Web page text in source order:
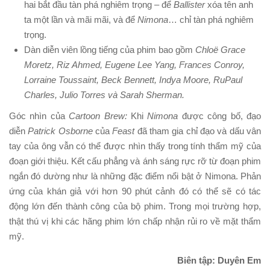
hai bắt đầu tàn phá nghiêm trọng – để Ballisterxóa tên anh
ta một lần và mãi mãi, và để Nimona… chỉ tàn phá nghiêm
trọng.
Dàn diễn viên lồng tiếng của phim bao gồm Chloë Grace
Moretz, Riz Ahmed, Eugene Lee Yang, Frances Conroy,
Lorraine Toussaint, Beck Bennett, Indya Moore, RuPaul
Charles, Julio Torres và Sarah Sherman.
Góc nhìn củaCartoon Brew:KhiNimona được công bố, đạo
diễn Patrick OsbornecủaFeastđã tham gia chỉ đạo và dấu vân
tay của ông vẫn có thể được nhìn thấy trong tính thẩm mỹ của
đoạn giới thiệu. Kết cấu phẳng và ánh sáng rực rỡ từ đoạn phim
ngắn đó dường như là những đặc điểm nổi bật ở Nimona. Phản
ứng của khán giả với hơn 90 phút cảnh đó có thể sẽ có tác
động lớn đến thành công của bộ phim. Trong mọi trường hợp,
thật thú vị khi các hãng phim lớn chấp nhận rủi ro về mặt thẩm
mỹ.
Biên tập: Duyên Em